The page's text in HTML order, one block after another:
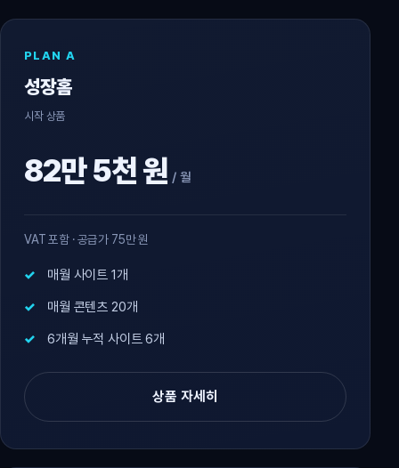
PLAN A
성장홈
시작 상품
82만 5천 원 / 월
VAT 포함 · 공급가 75만 원
매월 사이트 1개
매월 콘텐츠 20개
6개월 누적 사이트 6개
상품 자세히